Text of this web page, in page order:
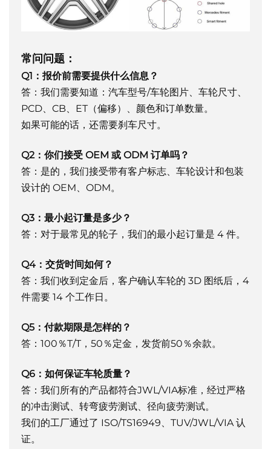
常问问题：
Q1：报价前需要提供什么信息？
答：我们需要知道：汽车型号/车轮图片、车轮尺寸、
PCD、CB、ET（偏移）、颜色和订单数量。
如果可能的话，还需要刹车尺寸。
Q2：你们接受 OEM 或 ODM 订单吗？
答：是的，我们接受带有客户标志、车轮设计和包装
设计的 OEM、ODM。
Q3：最小起订量是多少？
答：对于最常见的轮子，我们的最小起订量是 4 件。
Q4：交货时间如何？
答：我们收到定金后，客户确认车轮的 3D 图纸后，4
件需要 14 个工作日。
Q5：付款期限是怎样的？
答：100％T/T，50％定金，发货前50％余款。
Q6：如何保证车轮质量？
答：我们所有的产品都符合JWL/VIA标准，经过严格
的冲击测试、转弯疲劳测试、径向疲劳测试。
我们的工厂通过了 ISO/TS16949、TUV/JWL/VIA 认
证。